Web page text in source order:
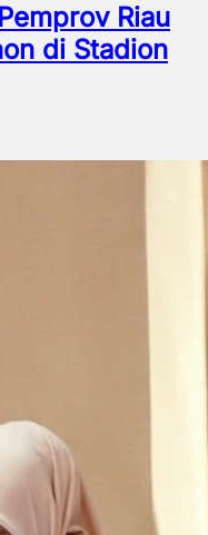
Riau
di Stadion